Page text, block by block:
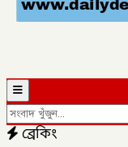
ব্রেকিং